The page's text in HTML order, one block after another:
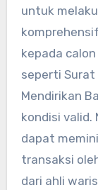
untuk
kepada
seperti Surat
Mendirikan
kondisi valid.
dapat
transaksi
dari ahli